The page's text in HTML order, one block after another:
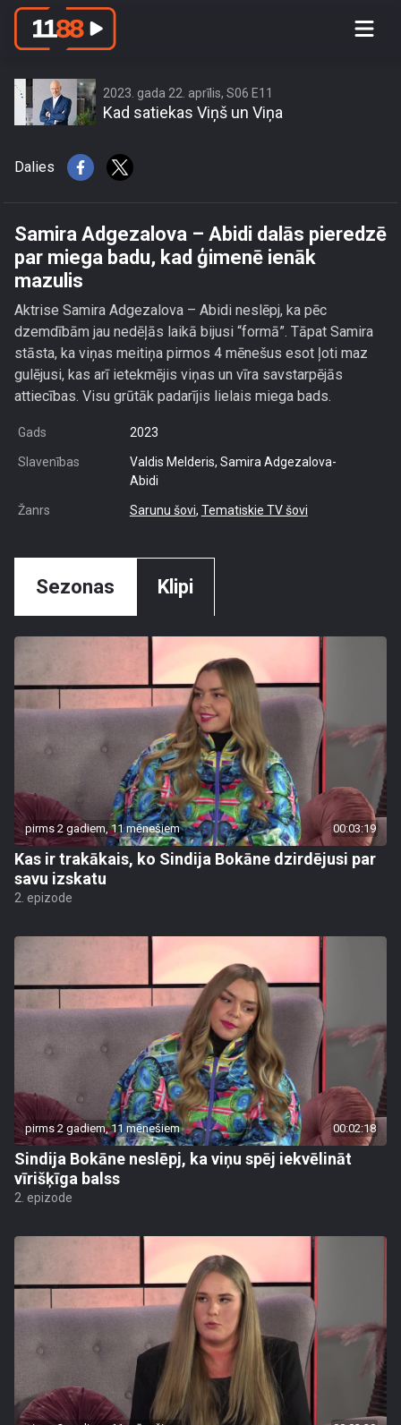
Samira Adgezalova – Abidi dalās
2023. gada 22. aprīlis, S06 E11
Kad satiekas Viņš un Viņa
Dalies
Samira Adgezalova – Abidi dalās pieredzē
par miega badu, kad ģimenē ienāk
mazulis
Aktrise Samira Adgezalova – Abidi neslēpj, ka pēc
dzemdībām jau nedēļās laikā bijusi “formā”. Tāpat Samira
stāsta, ka viņas meitiņa pirmos 4 mēnešus esot ļoti maz
gulējusi, kas arī ietekmējis viņas un vīra savstarpējās
attiecības. Visu grūtāk padarījis lielais miega bads.
Gads 2023
Slavenības
Valdis Melderis, Samira Adgezalova-
Abidi
Žanrs Sarunu šovi, Tematiskie TV šovi
Sezonas Klipi
pirms 2 gadiem, 11 mēnešiem 00:03:19
Kas ir trakākais, ko Sindija Bokāne dzirdējusi par
savu izskatu
2. epizode
pirms 2 gadiem, 11 mēnešiem 00:02:18
Sindija Bokāne neslēpj, ka viņu spēj iekvēlināt
vīrišķīga balss
2. epizode